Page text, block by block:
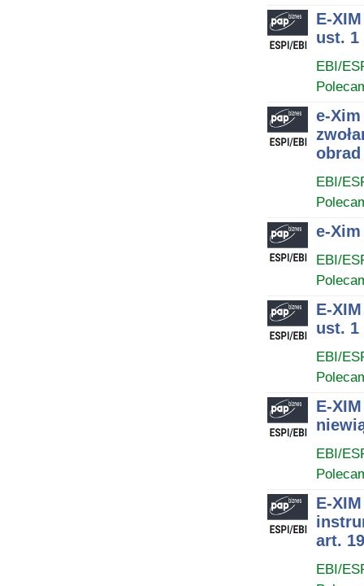
E-
ust. 1
EBI/
e-
obrad
EBI/
e-
EBI/
E-
ust. 1
EBI/
E-
EBI/
E-
art.
EBI/